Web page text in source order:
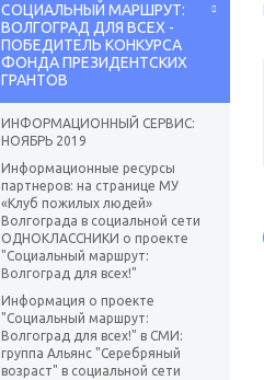
СОЦИАЛЬНЫЙ МАРШРУТ:
ВОЛГОГРАД ДЛЯ ВСЕХ -
ПОБЕДИТЕЛЬ КОНКУРСА
ФОНДА ПРЕЗИДЕНТСКИХ
ГРАНТОВ
ИНФОРМАЦИОННЫЙ СЕРВИС:
НОЯБРЬ 2019
Информационные ресурсы
партнеров: на странице МУ
«Клуб пожилых людей»
Волгограда в социальной сети
ОДНОКЛАССНИКИ о проекте
"Социальный маршрут:
Волгоград для всех!"
Информация о проекте
"Социальный маршрут:
Волгоград для всех!" в СМИ:
группа Альянс "Серебряный
возраст" в социальной сети